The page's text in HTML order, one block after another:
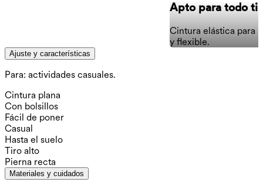
Apto para todo
Cintura elástica para
y flexible.
Ajuste y características
Para: actividades casuales.
Cintura plana
Con bolsillos
Fácil de poner
Casual
Hasta el suelo
Tiro alto
Pierna recta
Materiales y cuidados